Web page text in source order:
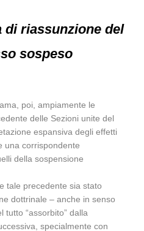
di riassunzione del
sospeso
poi, ampiamente le
delle Sezioni unite del
espansiva degli effetti
una corrispondente
della sospensione
tale precedente sia stato
dottrinale – anche in senso
tutto “assorbito” dalla
specialmente con